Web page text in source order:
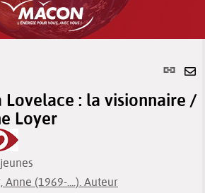
Lien
Lovelace : la visionnaire /
Loyer
Anne (1969-....). Auteur